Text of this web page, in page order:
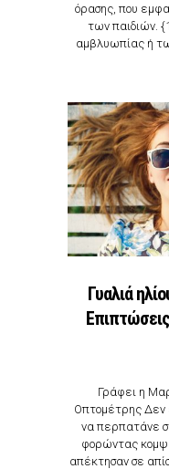
όρασης, που
των παιδιών.
αμβλυωπίας ή
Γυαλιά
Γράφει η
Οπτομέτρης Δεν
να περπατάνε
φορώντας
απέκτησαν σε